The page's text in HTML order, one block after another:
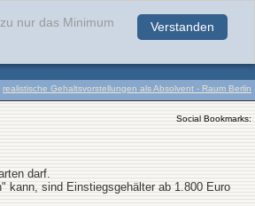
Verstanden
nur das Minimum
realistische Gehaltsvorstellungen als Absolvent - Raum Berlin
Social Bookmarks:
darf.
kann, sind Einstiegsgehälter ab 1.800 Euro